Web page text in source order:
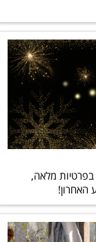
לזוג בפרטיות מלאה,
האחרון!